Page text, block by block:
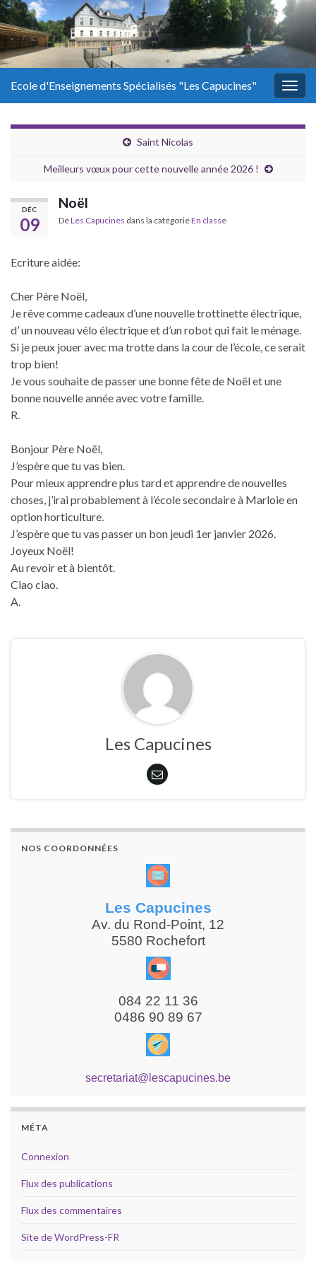
Ecole d'Enseignements Spécialisés "Les Capucines"
Saint Nicolas
Meilleurs vœux pour cette nouvelle année 2026 !
DÉC
09
Noël
DeLes Capucines dans la catégorieEn classe
Ecriture aidée:
Cher Père Noël,
Je rêve comme cadeaux d’une nouvelle trottinette électrique,
d’ un nouveau vélo électrique et d’un robot qui fait le ménage.
Si je peux jouer avec ma trotte dans la cour de l’école, ce serait
trop bien!
Je vous souhaite de passer une bonne fête de Noël et une
bonne nouvelle année avec votre famille.
R.
Bonjour Père Noël,
J’espère que tu vas bien.
Pour mieux apprendre plus tard et apprendre de nouvelles
choses, j’irai probablement à l’école secondaire à Marloie en
option horticulture.
J’espère que tu vas passer un bon jeudi 1er janvier 2026.
Joyeux Noël!
Au revoir et à bientôt.
Ciao ciao.
A.
Les Capucines
NOS COORDONNÉES
Les Capucines
Av. du Rond-Point, 12
5580 Rochefort
084 22 11 36
0486 90 89 67
secretariat@lescapucines.be
MÉTA
Connexion
Flux des publications
Flux des commentaires
Site de WordPress-FR